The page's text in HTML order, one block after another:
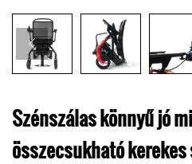
Szénszálas könnyű jó
összecsukható